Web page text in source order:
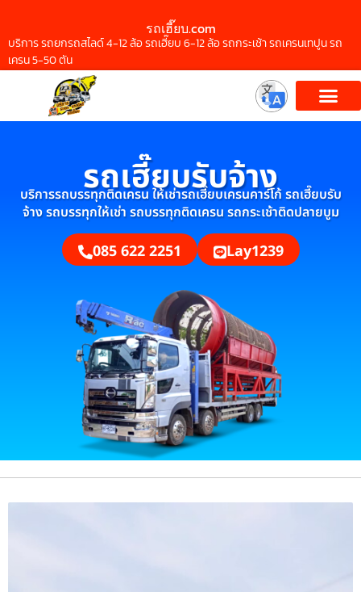
รถเฮี๊ยบ.com
บริการ รถยกรถสไลด์ 4-12 ล้อ รถเฮี๊ยบ 6-12 ล้อ รถกระเช้า รถเครนเทปูน รถ
เครน 5-50 ตัน
รถเฮี๊ยบรับจ้าง
บริการรถบรรทุกติดเครน ให้เช่ารถเฮี๊ยบเครนคาร์โก้ รถเฮี๊ยบรับ
จ้าง รถบรรทุกให้เช่า รถบรรทุกติดเครน รถกระเช้าติดปลายบูม
085 622 2251 Lay1239